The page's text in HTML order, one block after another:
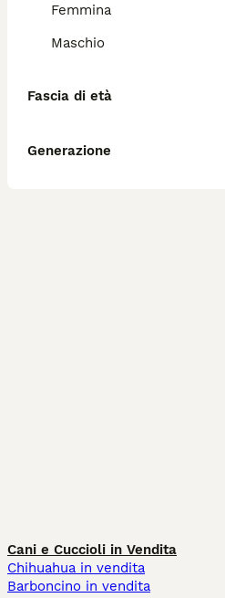
Femmina
Maschio
Fascia di età
Generazione
Cani e Cuccioli in Vendita
Chihuahua in vendita
Barboncino in vendita